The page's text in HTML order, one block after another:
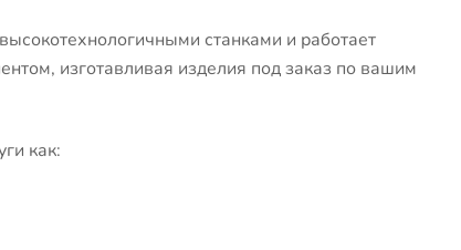
станками и работает
изготавливая изделия под заказ по вашим
как: